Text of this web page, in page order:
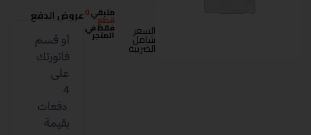
السعر
شامل
الضريبة
متبقي0
قطع
فقط في
المتجر
عروض الدفع